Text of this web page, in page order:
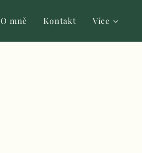
O mně Kontakt Více